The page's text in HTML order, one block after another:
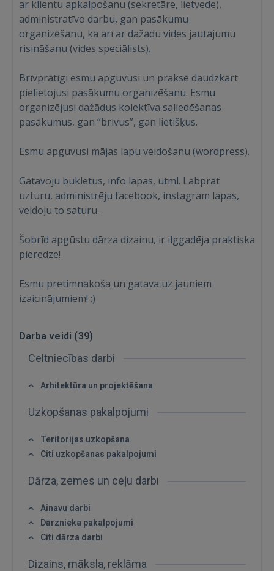
Ienākt
IENĀKT
ar klientu apkalpošanu (sekretāre, lietvede),
administratīvo darbu, gan pasākumu
organizēšanu, kā arī ar dažādu vides jautājumu
risināšanu (vides speciālists).
Brīvprātīgi esmu apguvusi un praksē daudzkārt
pielietojusi pasākumu organizēšanu. Esmu
organizējusi dažādus kolektīva saliedēšanas
pasākumus, gan “brīvus”, gan lietišķus.
Esmu apguvusi mājas lapu veidošanu (wordpress).
Gatavoju bukletus, info lapas, utml. Labprāt
uzturu, administrēju facebook, instagram lapas,
veidoju to saturu.
Šobrīd apgūstu dārza dizainu, ir ilggadēja praktiska
pieredze!
Esmu pretimnākoša un gatava uz jauniem
izaicinājumiem! :)
Darba veidi (39)
Celtniecības darbi
Arhitektūra un projektēšana
Uzkopšanas pakalpojumi
Teritorijas uzkopšana
Citi uzkopšanas pakalpojumi
Dārza, zemes un ceļu darbi
Ainavu darbi
Dārznieka pakalpojumi
Citi dārza darbi
Dizains, māksla, reklāma